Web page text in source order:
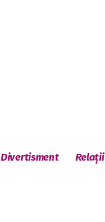
Divertisment Relații